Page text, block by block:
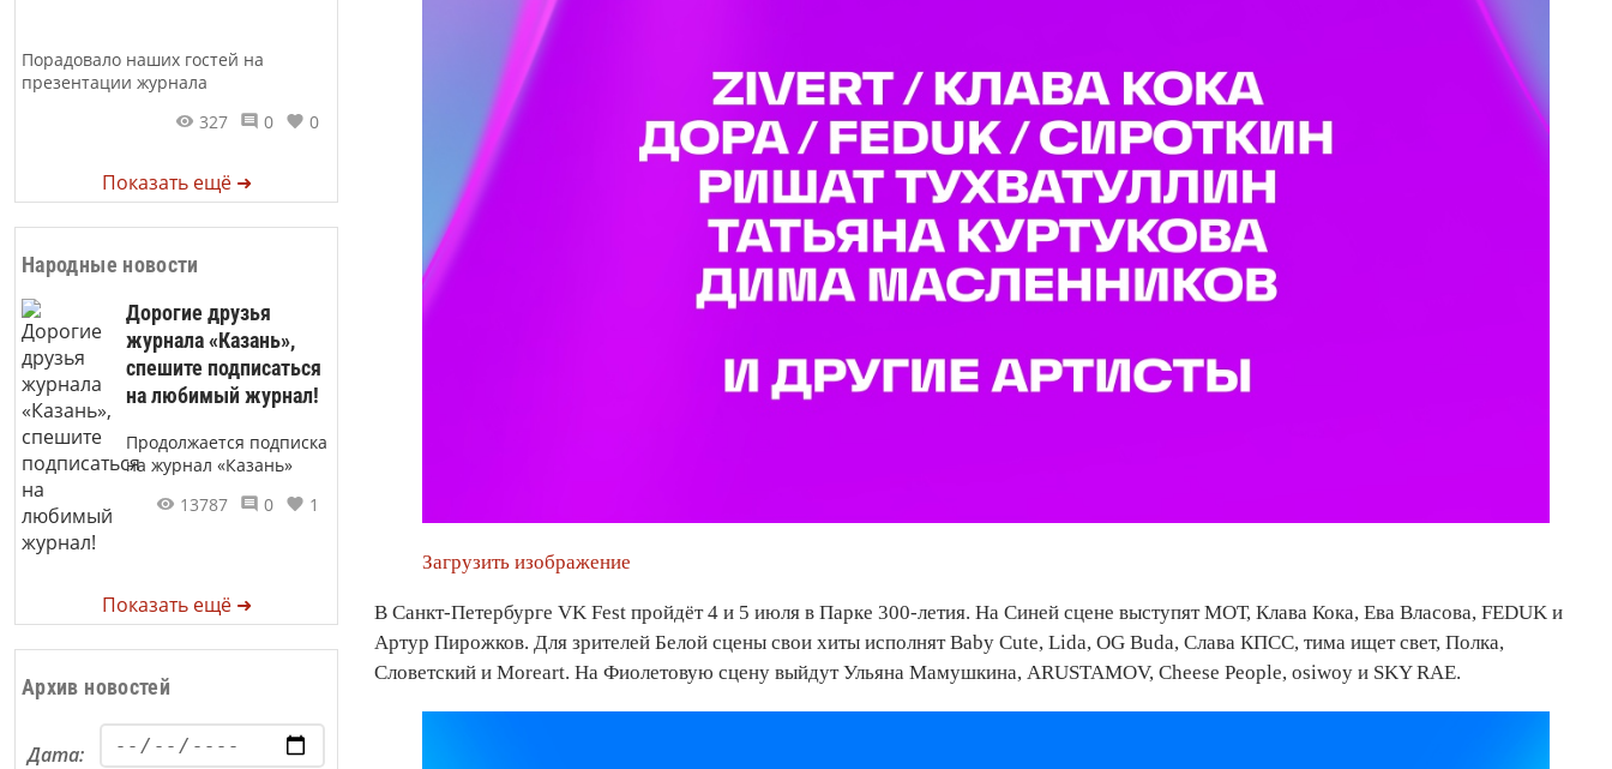
Порадовало наших гостей на
презентации журнала
327
0 0
Показать ещё ➜
Народные новости
Дорогие друзья
журнала «Казань»,
спешите подписаться
на любимый журнал!
Продолжается подписка
на журнал «Казань»
13787
0 1
Показать ещё ➜
Архив новостей
Дата:
Загрузить изображение
В Санкт-Петербурге VK Fest пройдёт 4 и 5 июля в Парке 300-летия. На Синей сцене выступят МОТ, Клава Кока, Ева Власова, FEDUK и
Артур Пирожков. Для зрителей Белой сцены свои хиты исполнят Baby Cute, Lida, OG Buda, Слава КПСС, тима ищет свет, Полка,
Словетский и Moreart. На Фиолетовую сцену выйдут Ульяна Мамушкина, ARUSTAMOV, Cheese People, osiwoy и SKY RAE.